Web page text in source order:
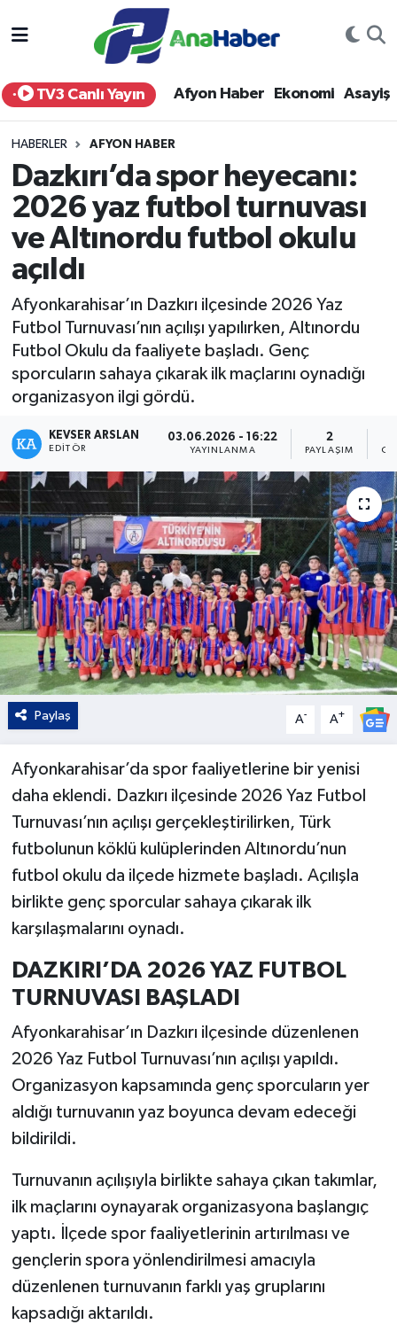
TV3 Canlı Yayın Afyon Haber Ekonomi Asayiş
HABERLER AFYON HABER
Dazkırı’da spor heyecanı:
2026 yaz futbol turnuvası
ve Altınordu futbol okulu
açıldı
Afyonkarahisar’ın Dazkırı ilçesinde 2026 Yaz
Futbol Turnuvası’nın açılışı yapılırken, Altınordu
Futbol Okulu da faaliyete başladı. Genç
sporcuların sahaya çıkarak ilk maçlarını oynadığı
organizasyon ilgi gördü.
KEVSER ARSLAN
EDITÖR
03.06.2026 - 16:22
YAYINLANMA
2
PAYLAŞIM
Paylaş A- A+
Afyonkarahisar’da spor faaliyetlerine bir yenisi
daha eklendi. Dazkırı ilçesinde 2026 Yaz Futbol
Turnuvası’nın açılışı gerçekleştirilirken, Türk
futbolunun köklü kulüplerinden Altınordu’nun
futbol okulu da ilçede hizmete başladı. Açılışla
birlikte genç sporcular sahaya çıkarak ilk
karşılaşmalarını oynadı.
DAZKIRI’DA 2026 YAZ FUTBOL
TURNUVASI BAŞLADI
Afyonkarahisar’ın Dazkırı ilçesinde düzenlenen
2026 Yaz Futbol Turnuvası’nın açılışı yapıldı.
Organizasyon kapsamında genç sporcuların yer
aldığı turnuvanın yaz boyunca devam edeceği
bildirildi.
Turnuvanın açılışıyla birlikte sahaya çıkan takımlar,
ilk maçlarını oynayarak organizasyona başlangıç
yaptı. İlçede spor faaliyetlerinin artırılması ve
gençlerin spora yönlendirilmesi amacıyla
düzenlenen turnuvanın farklı yaş gruplarını
kapsadığı aktarıldı.
Yurt Haber
Afyon Haber
Siyaset
Spor
Sağlık
Teknoloji
Kültür - Sanat
Yaşam
Afyonkarahisar Nöbetçi Eczaneler
Afyonkarahisar Hava Durumu
Afyonkarahisar Trafik Yoğunluk Haritası
Süper Lig Puan Durumu ve Fikstür
Son Dakika Haberleri
Haber Arşivi